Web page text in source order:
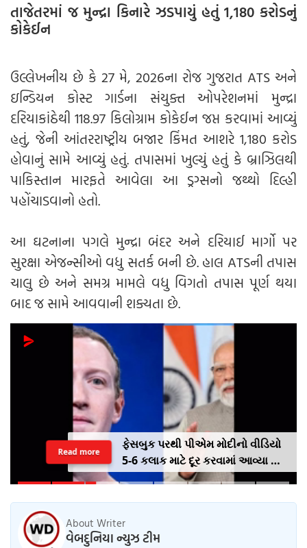
તાજેતરમાં જ મુન્દ્રા કિનારે ઝડપાયું હતું 1,180 કરોડનું
કોકેઈન
ઉલ્લેખનીય છે કે 27 મે, 2026ના રોજ ગુજરાત ATS અને
ઇન્ડિયન કોસ્ટ ગાર્ડના સંયુક્ત ઓપરેશનમાં મુન્દ્રા
દરિયાકાંઠેથી 118.97 કિલોગ્રામ કોકેઈન જપ્ત કરવામાં આવ્યું
હતું, જેની આંતરરાષ્ટ્રીય બજાર કિંમત આશરે 1,180 કરોડ
હોવાનું સામે આવ્યું હતું. તપાસમાં ખુલ્યું હતું કે બ્રાઝિલથી
પાકિસ્તાન મારફતે આવેલા આ ડ્રગ્સનો જથ્થો દિલ્હી
પહોંચાડવાનો હતો.
આ ઘટનાના પગલે મુન્દ્રા બંદર અને દરિયાઈ માર્ગો પર
સુરક્ષા એજન્સીઓ વધુ સતર્ક બની છે. હાલ ATSની તપાસ
ચાલુ છે અને સમગ્ર મામલે વધુ વિગતો તપાસ પૂર્ણ થયા
બાદ જ સામે આવવાની શક્યતા છે.
ફેસબુક પરથી પીએમ મોદીનો વીડિયો
5-6 કલાક માટે દૂર કરવામાં આવ્યા બાદ
મેટાના સીઈઓ માર્ક ઝુકરબર્ગે
Read more
About Writer
વેબદુનિયા ન્યુઝ ટીમ